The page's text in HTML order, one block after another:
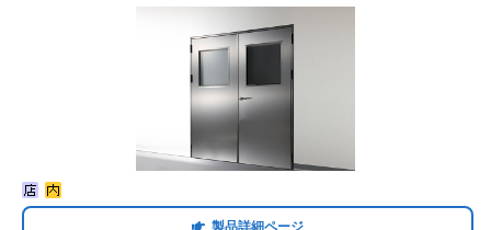
製品詳細ページ